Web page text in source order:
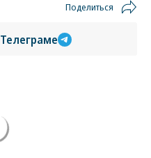
Поделиться
Телеграме